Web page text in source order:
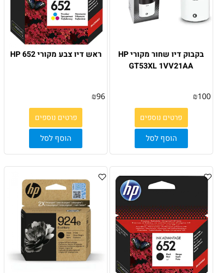
בקבוק דיו שחור מקורי HP
GT53XL 1VV21AA
₪100
פרטים נוספים
הוסף לסל
ראש דיו צבע מקורי HP 652
₪96
פרטים נוספים
הוסף לסל